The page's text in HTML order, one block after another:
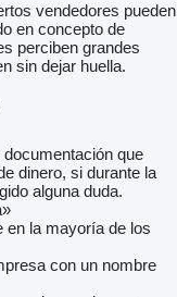
aj
vás priamo do
z hodnoty
rýchlo a jednoducho
2027-04-08. STK
vendedores pueden
en concepto de
perciben grandes
sin dejar huella.
que
dinero, si durante la
alguna duda.
en la mayoría de los
con un nombre